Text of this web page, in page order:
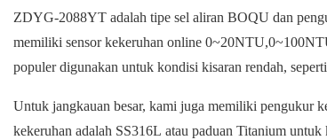
ZDYG-2088YT adalah tipe sel aliran BOQU dan
memiliki sensor kekeruhan online
populer digunakan untuk kondisi kisaran rendah,
Untuk jangkauan besar, kami juga memiliki pengukur
kekeruhan adalah SS316L atau paduan Titanium